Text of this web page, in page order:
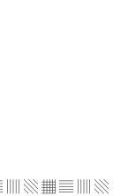
▥ ▧ ▦ ▤ ▥ ▧